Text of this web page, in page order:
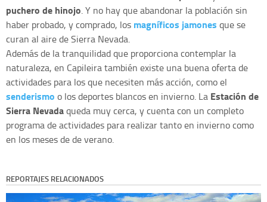
puchero de hinojo. Y no hay que abandonar la población sin
haber probado, y comprado, los magníficos jamones que se
curan al aire de Sierra Nevada.
Además de la tranquilidad que proporciona contemplar la
naturaleza, en Capileira también existe una buena oferta de
actividades para los que necesiten más acción, como el
senderismo o los deportes blancos en invierno. La Estación de
Sierra Nevadaqueda muy cerca, y cuenta con un completo
programa de actividades para realizar tanto en invierno como
en los meses de de verano.
REPORTAJES RELACIONADOS